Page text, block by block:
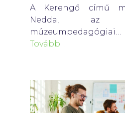
A Kerengő című
Nedda, az
múzeumpedagógiai…
Tovább…